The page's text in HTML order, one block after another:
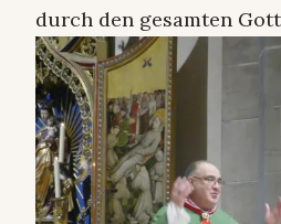
durch den gesamten